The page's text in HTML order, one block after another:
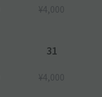
¥4,000
31
¥4,000